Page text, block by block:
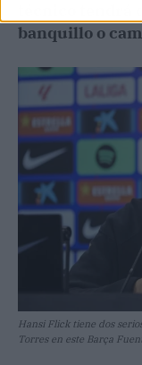
banquillo o
Hansi Flick tiene dos
Torres en este Barça